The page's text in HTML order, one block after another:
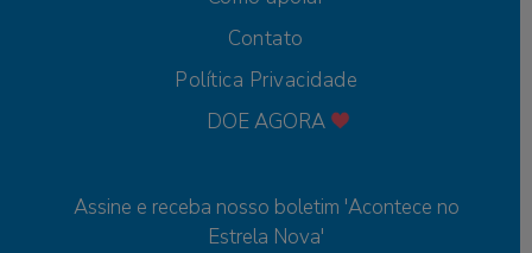
Contato
Política Privacidade
DOE AGORA
Assine e receba nosso boletim 'Acontece no
Estrela Nova'